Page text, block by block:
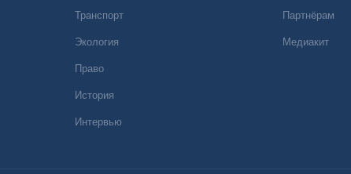
Транспорт
Экология
Право
История
Интервью
Партнёрам
Медиакит